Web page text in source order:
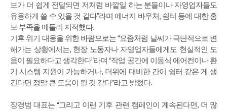
보가 더 쉽게 전달되면 저처럼 바깥일 하는 분들이나 자영업자들도
유용하게 쓸 수 있을 것 같다”라며 에너지 바우처, 쉼터 등에 대한 홍
보 부족을 에둘러 지적했다.
기후 위기 대응을 위한 바람으로는 “요즘처럼 날씨가 극단적으로 변
해가는 상황에서는, 현장 노동자나 자영업자들에게도 현실적인 도
움이 필요하다고 생각한다”라며 “작업 공간에 이동식 에어컨이나 환
기 시스템 지원이 가능하거나, 더위에 대비한 간이 쉼터 같은 게 생
긴다면 정말 큰 도움이 될 것 같다”라고 밝혔다.
장경범 대표는 “그리고 이런 기후 관련 캠페인이 계속된다면, 더 많